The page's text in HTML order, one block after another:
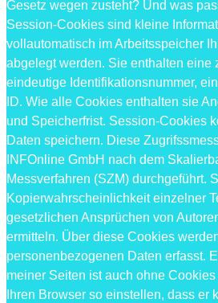
Gesetz wegen zusteht? Und was
Session-Cookies sind kleine
vollautomatisch im Arbeitsspeicher
abgelegt werden. Sie enthalten eine
eindeutige Identifikationsnummer,
ID. Wie alle Cookies enthalten sie
und Speicherfrist. Session-Cookies
Daten speichern. Diese
INFOnline GmbH nach dem
Messverfahren (SZM) durchgeführt.
Kopierwahrscheinlichkeit einzelner
gesetzlichen Ansprüchen von
ermitteln. Über diese Cookies
personenbezogenen Daten erfasst.
meiner Seiten ist auch ohne
Ihren Browser so einstellen, dass er